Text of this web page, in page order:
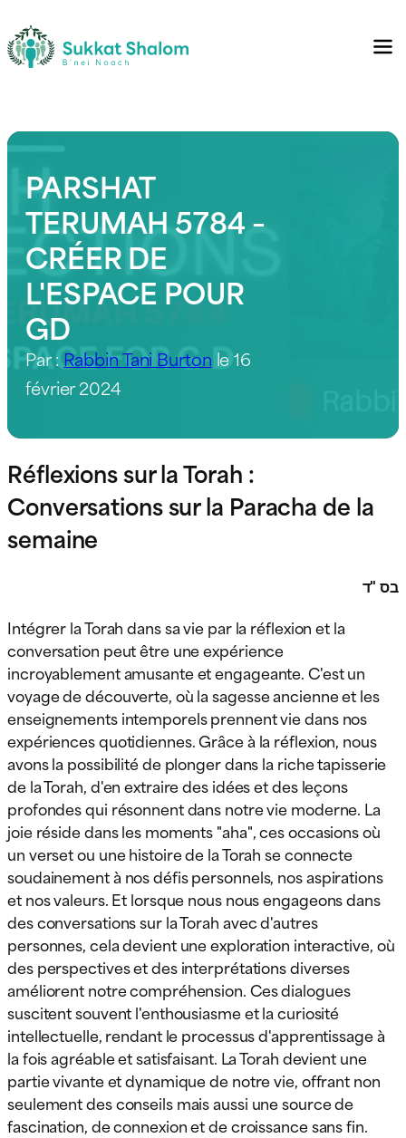
PARSHAT
TERUMAH 5784 –
CRÉER DE
L'ESPACE POUR
GD
Par : Rabbin Tani Burton le 16
février 2024
Réflexions sur la Torah :
Conversations sur la Paracha de la
semaine
בס "ד
Intégrer la Torah dans sa vie par la réflexion et la
conversation peut être une expérience
incroyablement amusante et engageante. C'est un
voyage de découverte, où la sagesse ancienne et les
enseignements intemporels prennent vie dans nos
expériences quotidiennes. Grâce à la réflexion, nous
avons la possibilité de plonger dans la riche tapisserie
de la Torah, d'en extraire des idées et des leçons
profondes qui résonnent dans notre vie moderne. La
joie réside dans les moments "aha", ces occasions où
un verset ou une histoire de la Torah se connecte
soudainement à nos défis personnels, nos aspirations
et nos valeurs. Et lorsque nous nous engageons dans
des conversations sur la Torah avec d'autres
personnes, cela devient une exploration interactive, où
des perspectives et des interprétations diverses
améliorent notre compréhension. Ces dialogues
suscitent souvent l'enthousiasme et la curiosité
intellectuelle, rendant le processus d'apprentissage à
la fois agréable et satisfaisant. La Torah devient une
partie vivante et dynamique de notre vie, offrant non
seulement des conseils mais aussi une source de
fascination, de connexion et de croissance sans fin.